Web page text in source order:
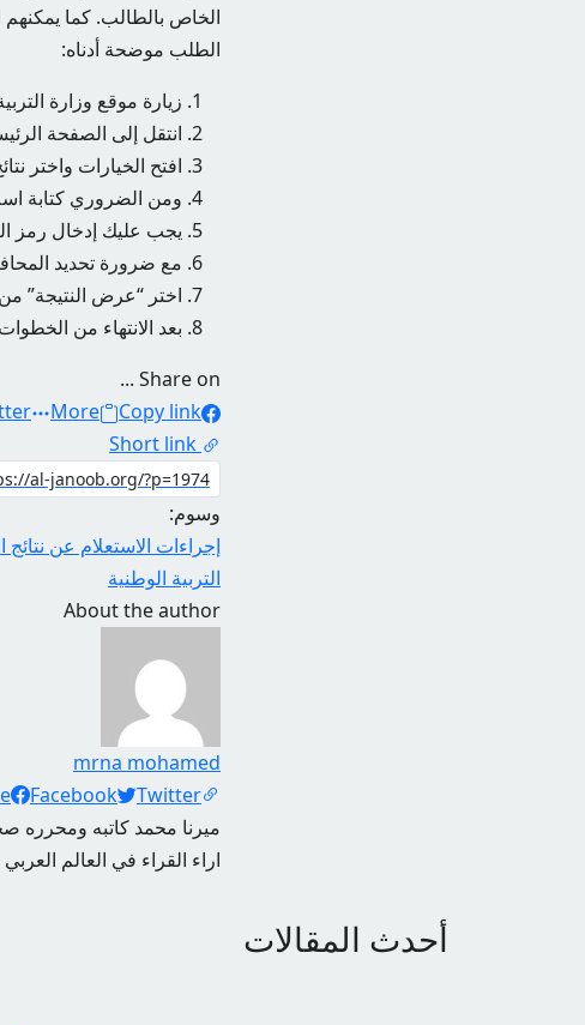
الخاص بالطالب. كما يمكنهم
الطلب موضحة أدناه:
زيارة موقع وزارة
انتقل إلى الصفحة
افتح الخيارات واختر نتائج
ومن الضروري كتابة
يجب عليك إدخال رمز
مع ضرورة تحديد
اختر “عرض النتيجة”
بعد الانتهاء من
Share on ...
More
Copy link
Short link
وسوم:
إجراءات الاستعلام عن نتائج
التربية الوطنية
About the author
mrna mohamed
Social Links
Facebook
Twitter
ميرنا محمد كاتبه ومحرره
اراء القراء في العالم العربي
أحدث المقالات